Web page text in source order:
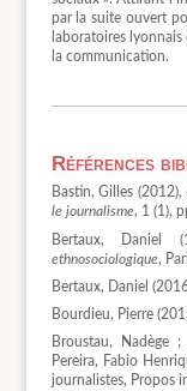
par la suite ouvert
laboratoires
la communication.
Références
Bastin, Gilles
le journalisme, 1 (1),
Bertaux, Daniel
ethnosociologique,
Bertaux, Daniel
Bourdieu, Pierre
Broustau, Nadège
Pereira, Fabio
journalistes, Propos